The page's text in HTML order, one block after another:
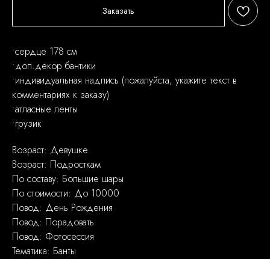
Заказать
•сердце 178 см
•доп.декор бантики
•индивидуальная надпись (пожалуйста, укажите текст в
комментариях к заказу)
•атласные ленты
•грузик
Возраст: Девушке
Возраст: Подросткам
По составу: Большие шары
По стоимости: До 10000
Повод: День Рождения
Повод: Порадовать
Повод: Фотосессия
Тематика: Банты